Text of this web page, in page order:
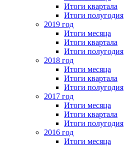
Итоги квартала
Итоги полугодия
2019 год
Итоги месяца
Итоги квартала
Итоги полугодия
2018 год
Итоги месяца
Итоги квартала
Итоги полугодия
2017 год
Итоги месяца
Итоги квартала
Итоги полугодия
2016 год
Итоги месяца